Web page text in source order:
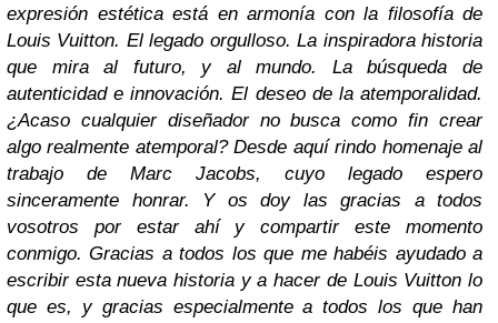
expresión estética está en armonía con la filosofía de
Louis Vuitton. El legado orgulloso. La inspiradora historia
que mira al futuro, y al mundo. La búsqueda de
autenticidad e innovación. El deseo de la atemporalidad.
¿Acaso cualquier diseñador no busca como fin crear
algo realmente atemporal? Desde aquí rindo homenaje al
trabajo de Marc Jacobs, cuyo legado espero
sinceramente honrar. Y os doy las gracias a todos
vosotros por estar ahí y compartir este momento
conmigo. Gracias a todos los que me habéis ayudado a
escribir esta nueva historia y a hacer de Louis Vuitton lo
que es, y gracias especialmente a todos los que han